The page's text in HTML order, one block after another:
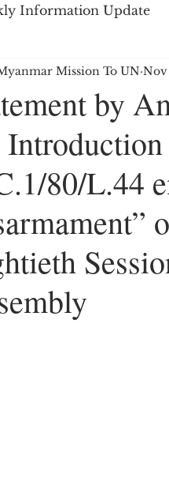
Information Update
Documents
UN Careers
by
80/L.44
Mission To UN Nov